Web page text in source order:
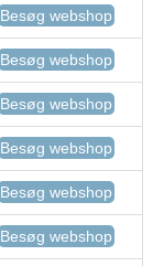
Besøg webshop
Besøg webshop
Besøg webshop
Besøg webshop
Besøg webshop
Besøg webshop